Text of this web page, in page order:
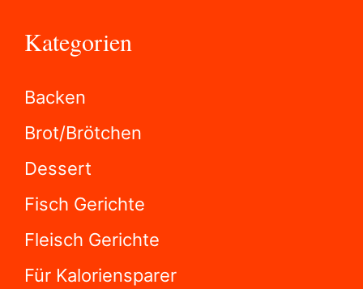
Kategorien
Backen
Brot/Brötchen
Dessert
Fisch Gerichte
Fleisch Gerichte
Für Kaloriensparer